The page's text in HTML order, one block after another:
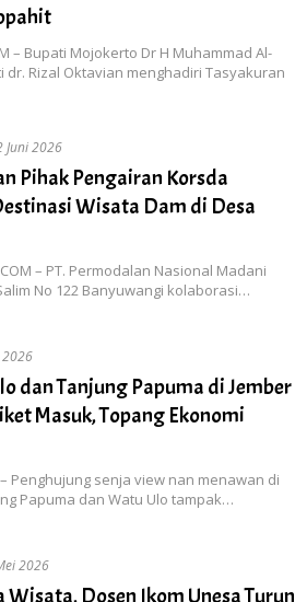
– Bupati Mojokerto Dr H Muhammad Al-
dr. Rizal Oktavian menghadiri Tasyakuran
Juni 2026
Pihak Pengairan Korsda
Wisata Dam di Desa
– PT. Permodalan Nasional Madani
No 122 Banyuwangi kolaborasi…
dan Tanjung Papuma di Jember
Masuk, Topang Ekonomi
– Penghujung senja view nan menawan di
Papuma dan Watu Ulo tampak…
2026
Dosen Ikom Unesa Turun